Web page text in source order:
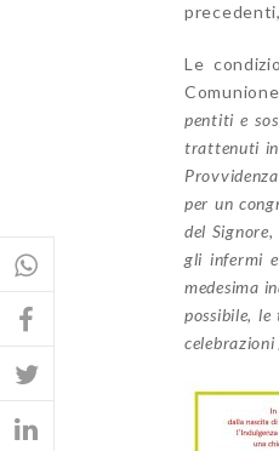
Le
pentiti e
trattenuti
Provvidenza
per un
del
gli infermi e
medesima
possibile, le